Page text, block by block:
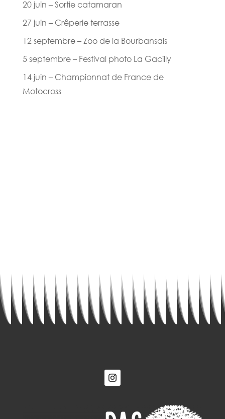
20 juin – Sortie catamaran
27 juin – Crêperie terrasse
12 septembre – Zoo de la Bourbansais
5 septembre – Festival photo La Gacilly
14 juin – Championnat de France de
Motocross